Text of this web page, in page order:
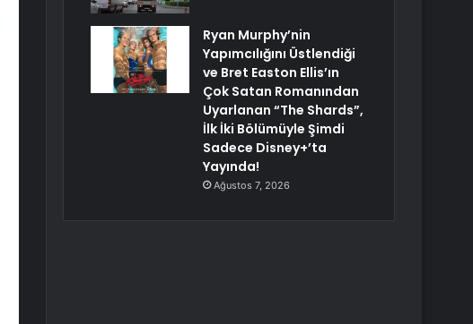
Ryan Murphy’nin
Yapımcılığını Üstlendiği
ve Bret Easton Ellis’ın
Çok Satan Romanından
Uyarlanan “The Shards”,
İlk İki Bölümüyle Şimdi
Sadece Disney+’ta
Yayında!
Ağustos 7, 2026